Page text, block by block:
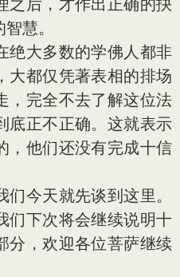
之后，才作出正确的抉
慧。
大多数的学佛人都非
大都仅凭著表相的排场
，完全不去了解这位法
底正不正确。这就表示
，他们还没有完成十信
今天就先谈到这里。
们下次将会继续说明十
分，欢迎各位菩萨继续